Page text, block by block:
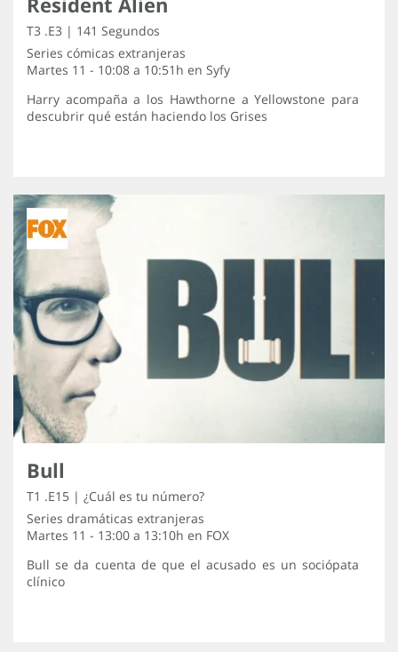
T3 .E3 | 141 Segundos
Series cómicas extranjeras
Martes 11 - 10:08 a 10:51h en Syfy
Harry acompaña a los Hawthorne a Yellowstone para
descubrir qué están haciendo los Grises
Bull
T1 .E15 | ¿Cuál es tu número?
Series dramáticas extranjeras
Martes 11 - 13:00 a 13:10h en FOX
Bull se da cuenta de que el acusado es un sociópata
clínico